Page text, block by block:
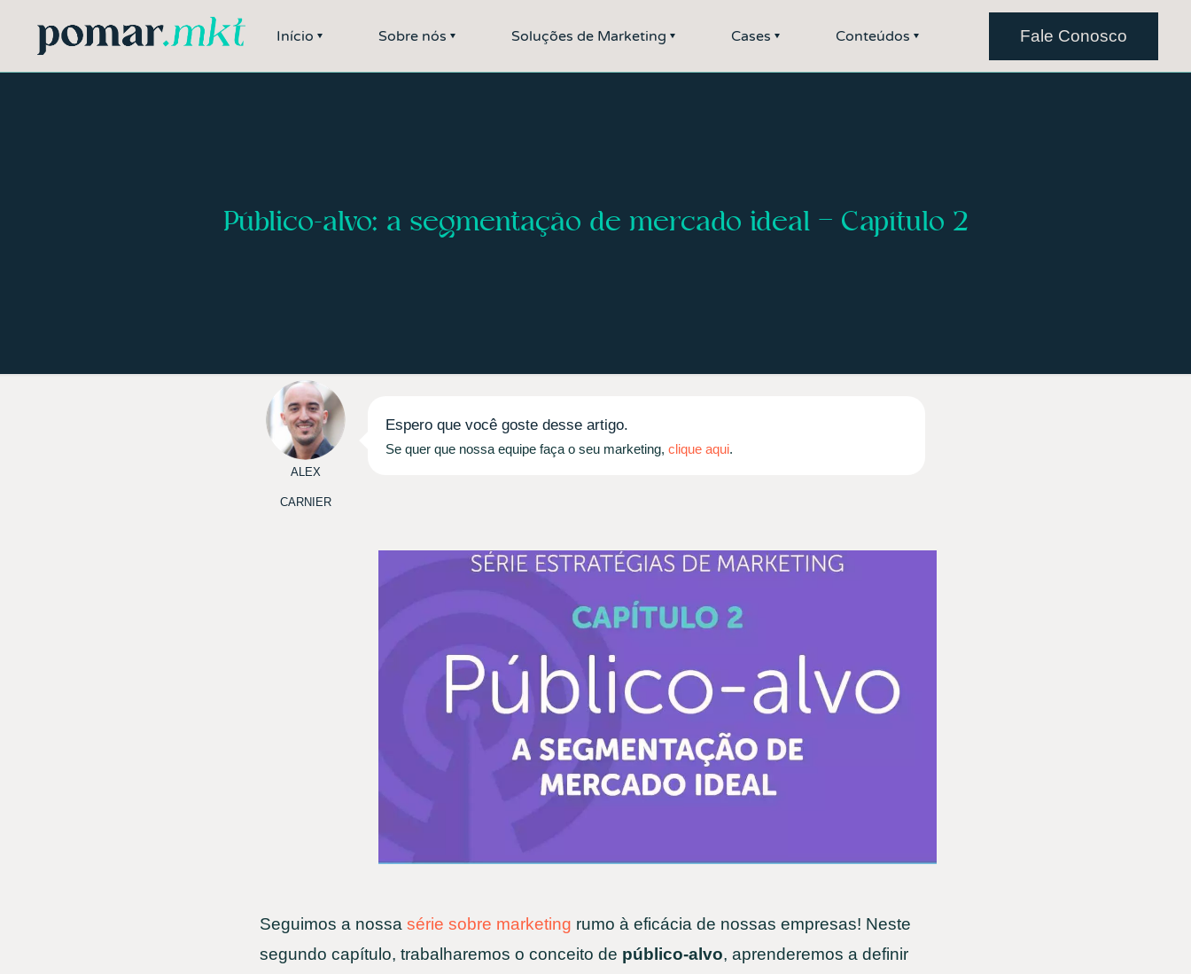
Início Sobre nós Soluções de Marketing Cases Conteúdos Fale Conosco
Público-alvo: a segmentação de mercado ideal – Capítulo 2
ALEX
CARNIER
Espero que você goste desse artigo.
Se quer que nossa equipe faça o seu marketing,clique aqui.
Seguimos a nossa série sobre marketing rumo à eficácia de nossas empresas! Neste
segundo capítulo, trabalharemos o conceito de público-alvo, aprenderemos a definir